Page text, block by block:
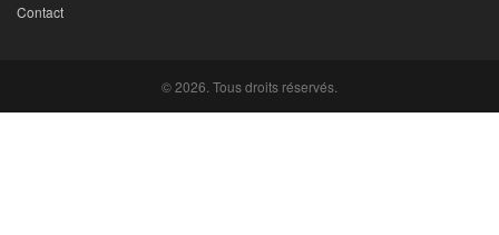
Contact
© 2026. Tous droits réservés.